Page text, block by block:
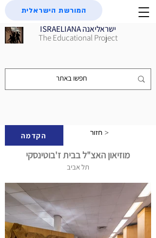
ISRAELIANA ישראליאנה
The Educational Project
המורשת הישראלית
הקדמה חזור >
מוזיאון האצ"ל בבית ז'בוטינסקי
תל אביב